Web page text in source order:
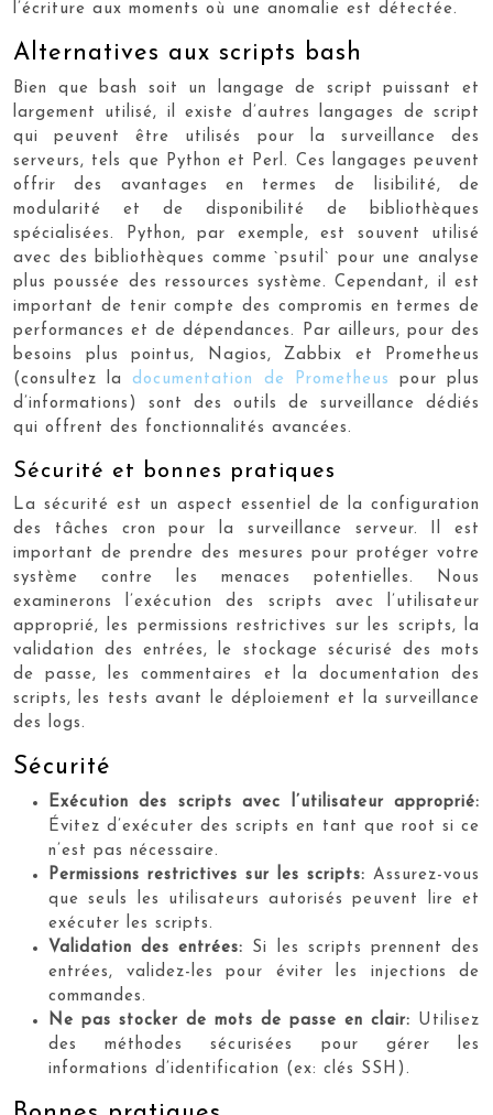
l’écriture aux moments où une anomalie est détectée.
Alternatives aux scripts bash
Bien que bash soit un langage de script puissant et
largement utilisé, il existe d’autres langages de script
qui peuvent être utilisés pour la surveillance des
serveurs, tels que Python et Perl. Ces langages peuvent
offrir des avantages en termes de lisibilité, de
modularité et de disponibilité de bibliothèques
spécialisées. Python, par exemple, est souvent utilisé
avec des bibliothèques comme `psutil` pour une analyse
plus poussée des ressources système. Cependant, il est
important de tenir compte des compromis en termes de
performances et de dépendances. Par ailleurs, pour des
besoins plus pointus, Nagios, Zabbix et Prometheus
(consultez ladocumentation de Prometheus pour plus
d’informations) sont des outils de surveillance dédiés
qui offrent des fonctionnalités avancées.
Sécurité et bonnes pratiques
La sécurité est un aspect essentiel de la configuration
des tâches cron pour la surveillance serveur. Il est
important de prendre des mesures pour protéger votre
système contre les menaces potentielles. Nous
examinerons l’exécution des scripts avec l’utilisateur
approprié, les permissions restrictives sur les scripts, la
validation des entrées, le stockage sécurisé des mots
de passe, les commentaires et la documentation des
scripts, les tests avant le déploiement et la surveillance
des logs.
Sécurité
Exécution des scripts avec l’utilisateur approprié:
Évitez d’exécuter des scripts en tant que root si ce
n’est pas nécessaire.
Permissions restrictives sur les scripts: Assurez-vous
que seuls les utilisateurs autorisés peuvent lire et
exécuter les scripts.
Validation des entrées: Si les scripts prennent des
entrées, validez-les pour éviter les injections de
commandes.
Ne pas stocker de mots de passe en clair: Utilisez
des méthodes sécurisées pour gérer les
informations d’identification (ex: clés SSH).